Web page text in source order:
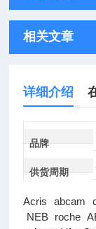
相关文章
详细介绍
品牌
供货周期
Acris abcam
NEB roche